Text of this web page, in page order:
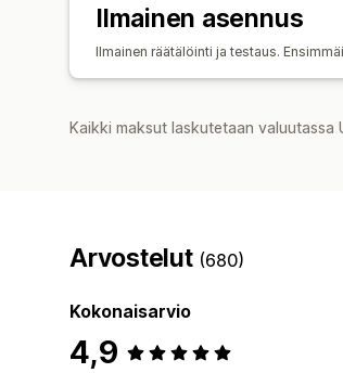
Ilmainen asennus
Ilmainen räätälöinti ja testaus.
Kaikki maksut laskutetaan valuutassa
Arvostelut (680)
Kokonaisarvio
4,9